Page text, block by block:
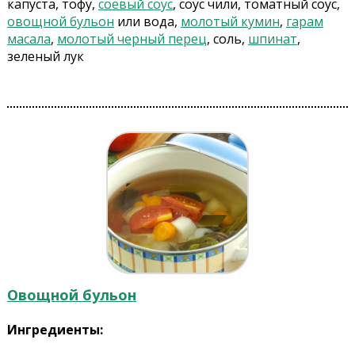
капуста, тофу, соевый соус, соус чили, томатный соус,
овощной бульон или вода, молотый кумин, гарам
масала, молотый черный перец, соль, шпинат,
зеленый лук
Овощной бульон
Ингредиенты: